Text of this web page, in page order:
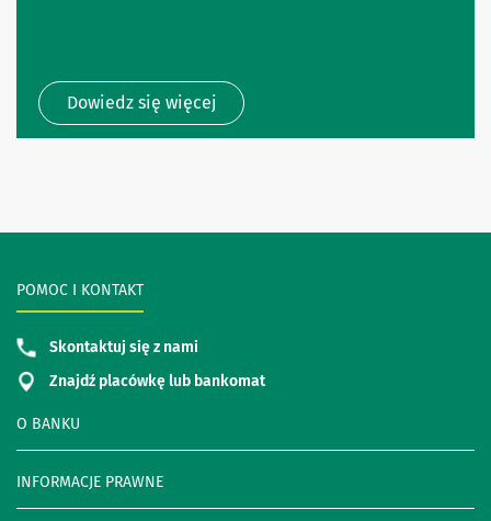
Dowiedz się więcej
O BANKU
INFORMACJE PRAWNE
POMOC I KONTAKT
Skontaktuj się z nami
Znajdź placówkę lub bankomat